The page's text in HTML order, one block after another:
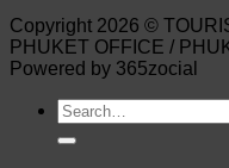
Copyright 2026 ©
PHUKET OFFICE /
Powered by 365zocial